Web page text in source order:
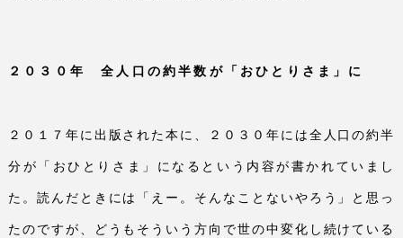
２０３０年 全人口の約半数が「おひとりさま」に
２０１７年に出版された本に、２０３０年には全人口の約半
分が「おひとりさま」になるという内容が書かれていまし
た。読んだときには「えー。そんなことないやろう」と思っ
たのですが、どうもそういう方向で世の中変化し続けている